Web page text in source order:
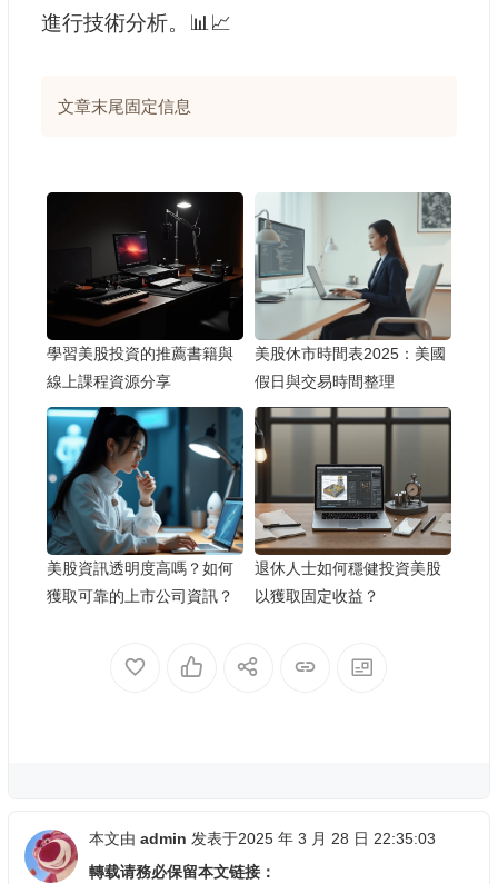
進行技術分析。📊📈
文章末尾固定信息
學習美股投資的推薦書籍與
線上課程資源分享
美股休市時間表2025：美國
假日與交易時間整理
美股資訊透明度高嗎？如何
獲取可靠的上市公司資訊？
退休人士如何穩健投資美股
以獲取固定收益？
本文由 admin 发表于2025 年 3 月 28 日 22:35:03
轉载请務必保留本文链接：